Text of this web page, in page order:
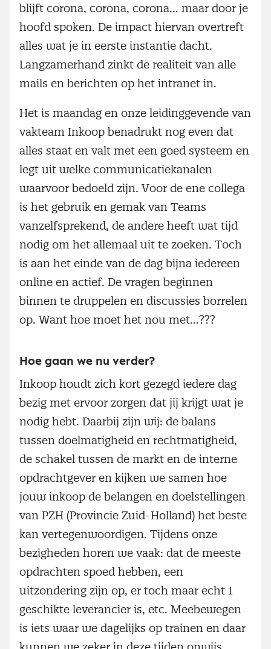
blijft corona, corona, corona… maar door je
hoofd spoken. De impact hiervan overtreft
alles wat je in eerste instantie dacht.
Langzamerhand zinkt de realiteit van alle
mails en berichten op het intranet in.
Het is maandag en onze leidinggevende van
vakteam Inkoop benadrukt nog even dat
alles staat en valt met een goed systeem en
legt uit welke communicatiekanalen
waarvoor bedoeld zijn. Voor de ene collega
is het gebruik en gemak van Teams
vanzelfsprekend, de andere heeft wat tijd
nodig om het allemaal uit te zoeken. Toch
is aan het einde van de dag bijna iedereen
online en actief. De vragen beginnen
binnen te druppelen en discussies borrelen
op. Want hoe moet het nou met…???
Hoe gaan we nu verder?
Inkoop houdt zich kort gezegd iedere dag
bezig met ervoor zorgen dat jij krijgt wat je
nodig hebt. Daarbij zijn wij: de balans
tussen doelmatigheid en rechtmatigheid,
de schakel tussen de markt en de interne
opdrachtgever en kijken we samen hoe
jouw inkoop de belangen en doelstellingen
van PZH (Provincie Zuid-Holland) het beste
kan vertegenwoordigen. Tijdens onze
bezigheden horen we vaak: dat de meeste
opdrachten spoed hebben, een
uitzondering zijn op, er toch maar echt 1
geschikte leverancier is, etc. Meebewegen
is iets waar we dagelijks op trainen en daar